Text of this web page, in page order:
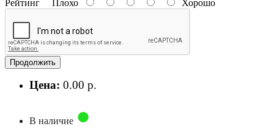
Рейтинг Плохо Хорошо
Продолжить
Цена: 0.00 р.
В наличие